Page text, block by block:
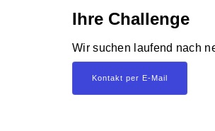
Ihre Challenge
Wir suchen laufend nach
Kontakt per E-Mail